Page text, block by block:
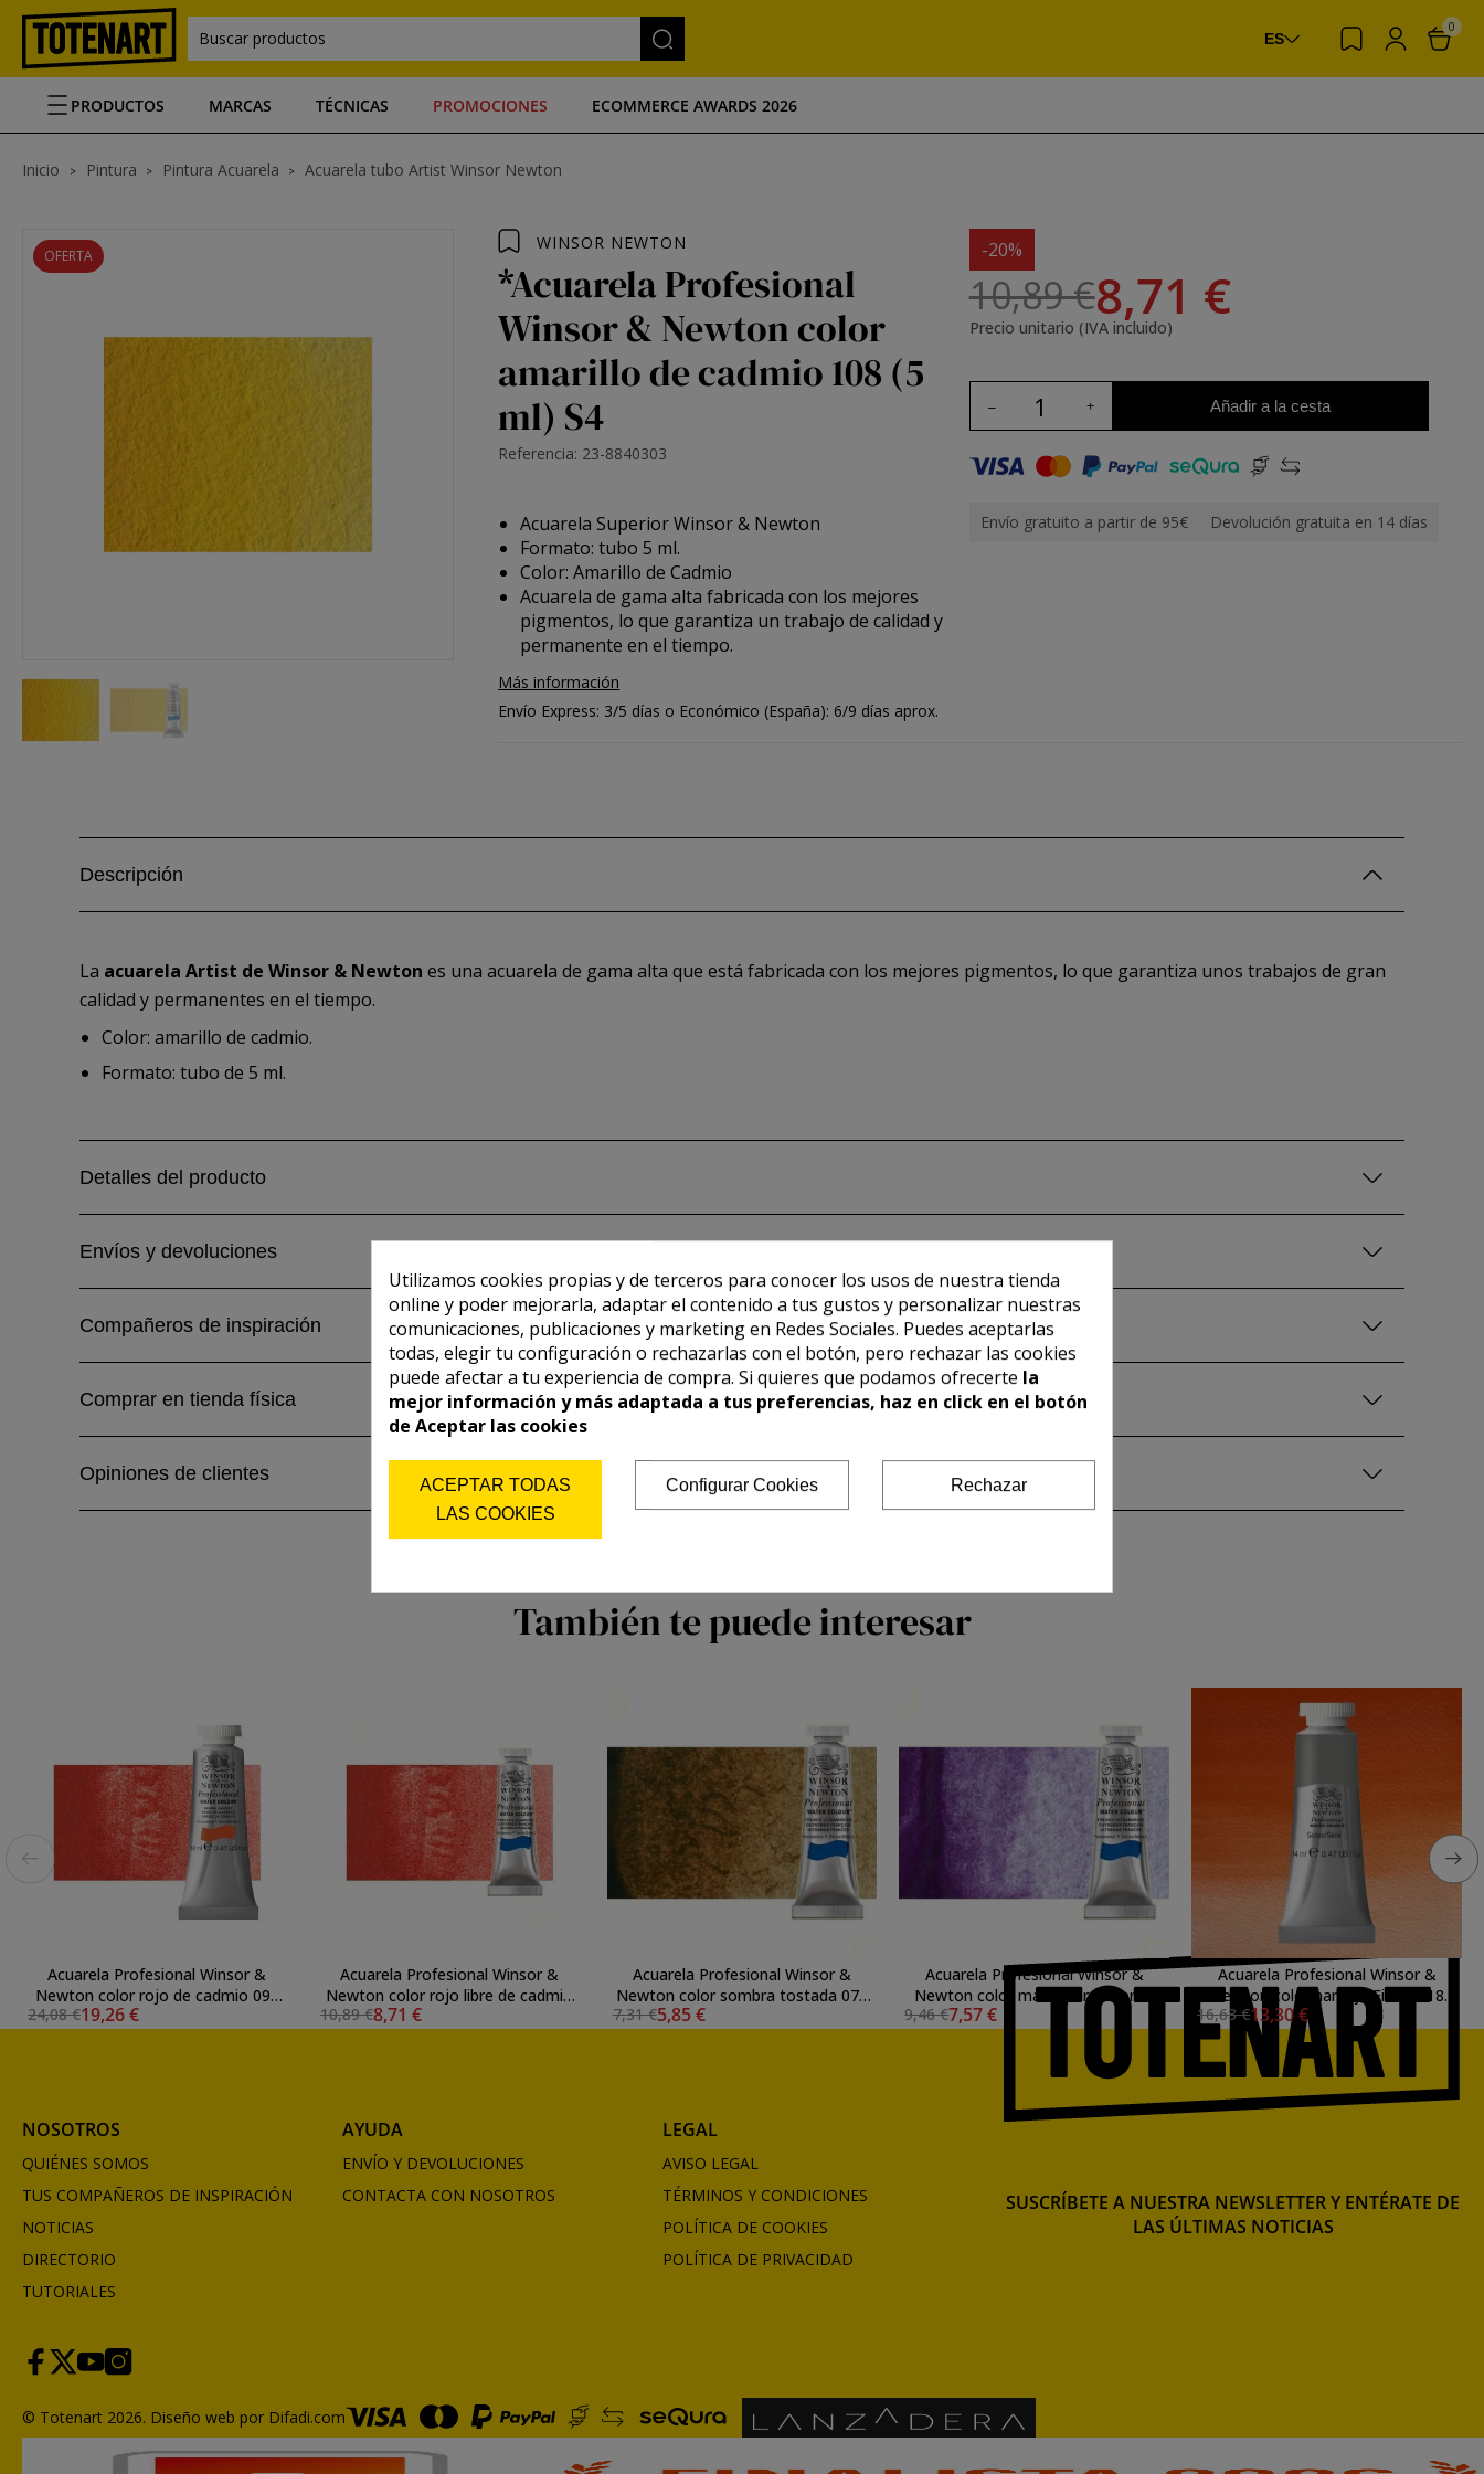
Buscar productos ES
0
PRODUCTOS MARCAS TÉCNICAS PROMOCIONES ECOMMERCE AWARDS 2026
Inicio Pintura Pintura Acuarela Acuarela tubo Artist Winsor Newton
OFERTA
WINSOR NEWTON
*Acuarela Profesional
Winsor & Newton color
amarillo de cadmio 108 (5
ml) S4
Referencia: 23-8840303
Acuarela Superior Winsor & Newton
Formato: tubo 5 ml.
Color: Amarillo de Cadmio
Acuarela de gama alta fabricada con los mejores
pigmentos, lo que garantiza un trabajo de calidad y
permanente en el tiempo.
Más información
-20%
10,89 €8,71 €
Precio unitario (IVA incluido)
Añadir a la cesta
Envío gratuito a partir de 95€ Devolución gratuita en 14 días
Envío Express: 3/5 días o Económico (España): 6/9 días aprox.
Descripción
La acuarela Artist de Winsor & Newton es una acuarela de gama alta que está fabricada con los mejores pigmentos, lo que garantiza unos trabajos de gran
calidad y permanentes en el tiempo.
Color: amarillo de cadmio.
Formato: tubo de 5 ml.
Detalles del producto
Envíos y devoluciones
Compañeros de inspiración
Comprar en tienda física
Opiniones de clientes
También te puede interesar
Acuarela Profesional Winsor &
Newton color rojo de cadmio 094
(14 ml) S4
24,08 €19,26 €
Acuarela Profesional Winsor &
Newton color rojo libre de cadmio
901 (5 ml) S4
10,89 €8,71 €
Acuarela Profesional Winsor &
Newton color sombra tostada 076
7,31 €5,85 €
Acuarela Profesional Winsor &
Newton color malva permanente
491 (5 ml) S3
9,46 €7,57 €
Acuarela Profesional Winsor &
Newton color naranja Fields 418
(14 ml) S2
16,63 €13,30 €
NOSOTROS
QUIÉNES SOMOS
TUS COMPAÑEROS DE INSPIRACIÓN
NOTICIAS
DIRECTORIO
TUTORIALES
AYUDA
ENVÍO Y DEVOLUCIONES
CONTACTA CON NOSOTROS
LEGAL
AVISO LEGAL
TÉRMINOS Y CONDICIONES
POLÍTICA DE COOKIES
POLÍTICA DE PRIVACIDAD
SUSCRÍBETE A NUESTRA NEWSLETTER Y ENTÉRATE DE
LAS ÚLTIMAS NOTICIAS
© Totenart 2026. Diseño web por Difadi.com
Utilizamos cookies propias y de terceros para conocer los usos de nuestra tienda
online y poder mejorarla, adaptar el contenido a tus gustos y personalizar nuestras
comunicaciones, publicaciones y marketing en Redes Sociales. Puedes aceptarlas
todas, elegir tu configuración o rechazarlas con el botón, pero rechazar las cookies
puede afectar a tu experiencia de compra. Si quieres que podamos ofrecerte la
mejor información y más adaptada a tus preferencias, haz en click en el botón
de Aceptar las cookies
ACEPTAR TODAS
LAS COOKIES
Configurar Cookies Rechazar